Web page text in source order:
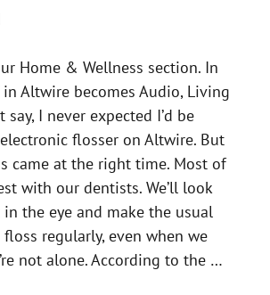
Home & Wellness section. In
in Altwire becomes Audio, Living
say, I never expected I’d be
flosser on Altwire. But
came at the right time. Most of
with our dentists. We’ll look
the eye and make the usual
regularly, even when we
not alone. According to the …